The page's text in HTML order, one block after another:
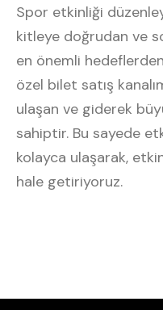
Spor etkinliği
kitleye doğrudan ve
en önemli
özel bilet satış
ulaşan ve giderek
sahiptir. Bu sayede
kolayca ulaşarak,
hale getiriyoruz.